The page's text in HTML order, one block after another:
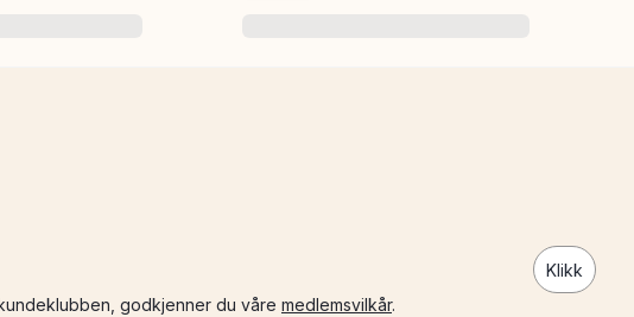
Klikk
godkjenner du våre medlemsvilkår.